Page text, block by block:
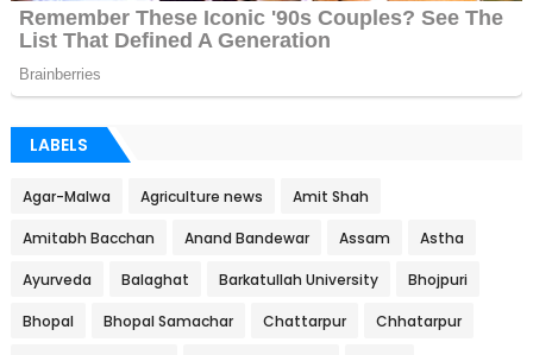
LABELS
Agar-Malwa Agriculture news Amit Shah
Amitabh Bacchan Anand Bandewar Assam Astha
Ayurveda Balaghat Barkatullah University Bhojpuri
Bhopal Bhopal Samachar Chattarpur Chhatarpur